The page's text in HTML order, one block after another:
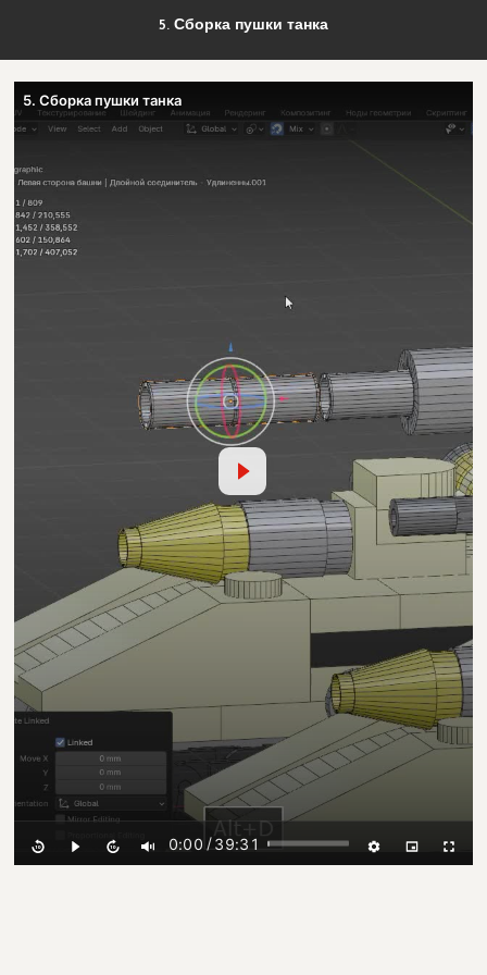
5. Сборка пушки танка
5. Сборка пушки танка
0:00 /39:31